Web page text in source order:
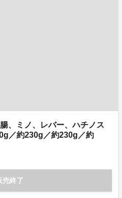
、ミノ、レバー、ハチノス
／約230g／約230g／約
売終了